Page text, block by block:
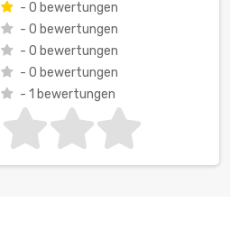
- 0 bewertungen
- 0 bewertungen
- 0 bewertungen
- 0 bewertungen
- 1 bewertungen